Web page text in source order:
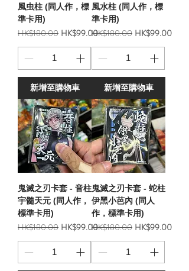
風虫柱 (同人作，標
準卡用)
一般價格
HK$180.00 促銷價格
HK$99.00
新增至購物車
風水柱 (同人作，標
準卡用)
一般價格
HK$180.00 促銷價格
HK$99.00
新增至購物車
鬼滅之刃卡套 - 音柱
宇髓天元 (同人作，
標準卡用)
一般價格
HK$180.00 促銷價格
HK$99.00
鬼滅之刃卡套 - 蛇柱
伊黑小芭內 (同人
作，標準卡用)
一般價格
HK$180.00 促銷價格
HK$99.00